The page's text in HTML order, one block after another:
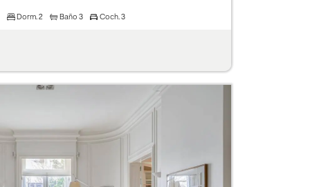
Dorm. 2 Baño 3 Coch. 3